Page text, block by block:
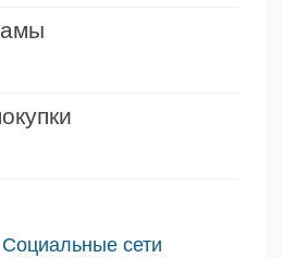
Социальные сети